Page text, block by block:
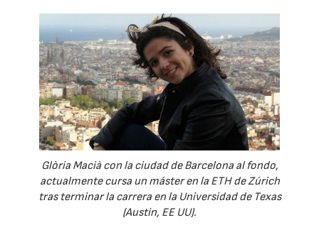
Glòria Macià con la ciudad de Barcelona al fondo,
actualmente cursa un máster en la ETH de Zúrich
tras terminar la carrera en la Universidad de Texas
(Austin, EE UU).